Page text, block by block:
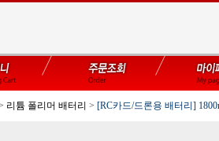
리튬 폴리머 배터리 > [RC카드/드론용 배터리]